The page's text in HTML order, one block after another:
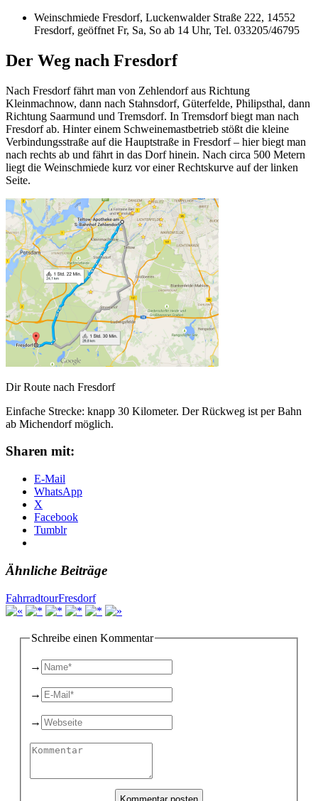
Weinschmiede Fresdorf, Luckenwalder Straße 222, 14552
Fresdorf, geöffnet Fr, Sa, So ab 14 Uhr, Tel. 033205/46795
Der Weg nach Fresdorf
Nach Fresdorf fährt man von Zehlendorf aus Richtung
Kleinmachnow, dann nach Stahnsdorf, Güterfelde, Philipsthal, dann
Richtung Saarmund und Tremsdorf. In Tremsdorf biegt man nach
Fresdorf ab. Hinter einem Schweinemastbetrieb stößt die kleine
Verbindungsstraße auf die Hauptstraße in Fresdorf – hier biegt man
nach rechts ab und fährt in das Dorf hinein. Nach circa 500 Metern
liegt die Weinschmiede kurz vor einer Rechtskurve auf der linken
Seite.
Dir Route nach Fresdorf
Einfache Strecke: knapp 30 Kilometer. Der Rückweg ist per Bahn
ab Michendorf möglich.
Sharen mit:
E-Mail
WhatsApp
X
Facebook
Tumblr
Ähnliche Beiträge
FahrradtourFresdorf
Schreibe einen Kommentar
→
→
→